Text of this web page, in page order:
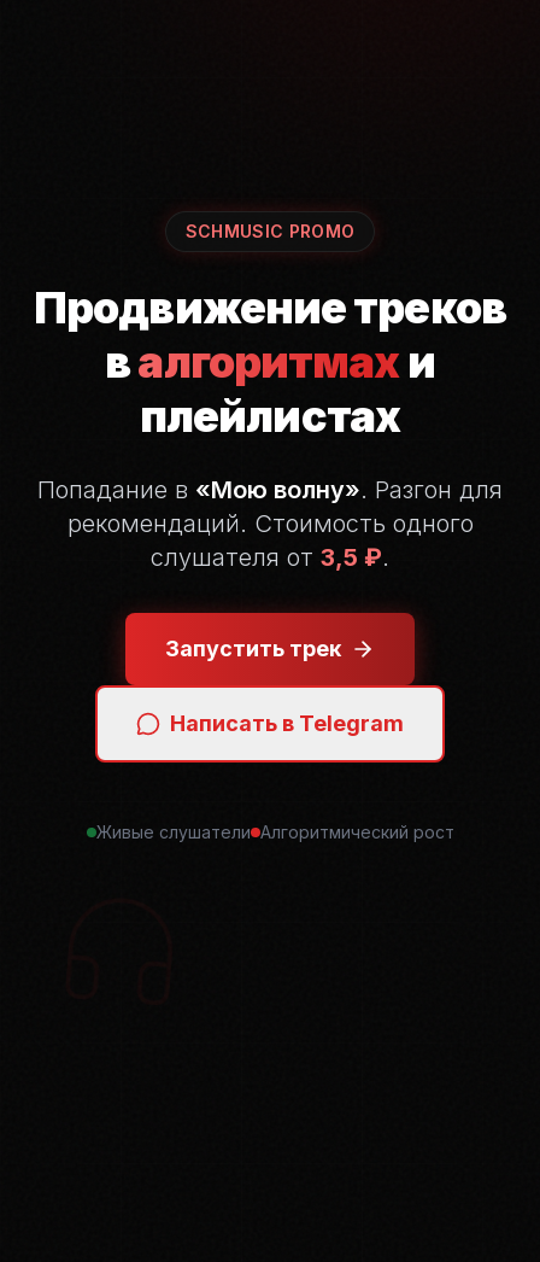
SCHMUSIC PROMO
Продвижение треков
валгоритмахи
плейлистах
Попадание в «Мою волну». Разгон для
рекомендаций. Стоимость одного
слушателя от 3,5 ₽.
Запустить трек
Написать в Telegram
Живые слушатели Алгоритмический рост